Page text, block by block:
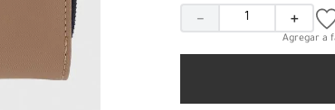
＋
－